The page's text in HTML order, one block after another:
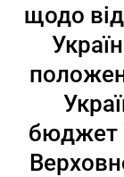
щодо
бюджет